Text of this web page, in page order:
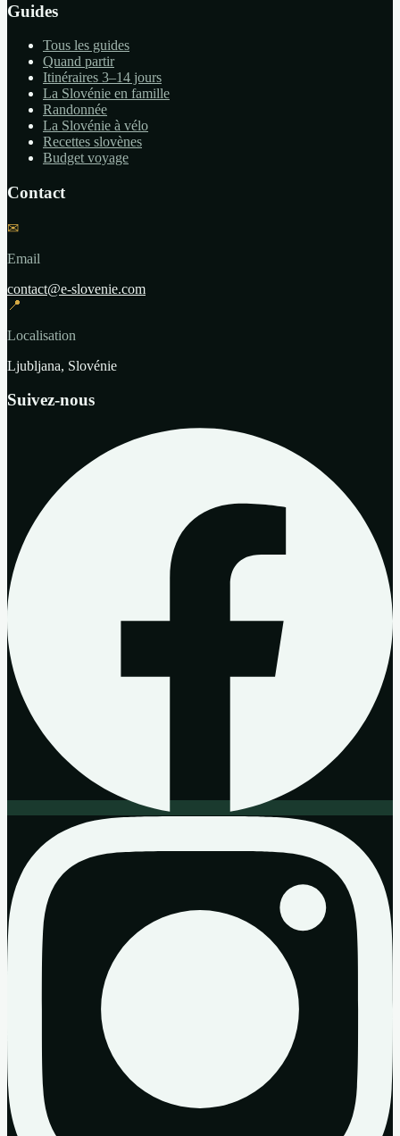
Guides
Tous les guides
Quand partir
Itinéraires 3–14 jours
La Slovénie en famille
Randonnée
La Slovénie à vélo
Recettes slovènes
Budget voyage
Contact
✉
Email
contact@e-slovenie.com
📍
Localisation
Ljubljana, Slovénie
Suivez-nous